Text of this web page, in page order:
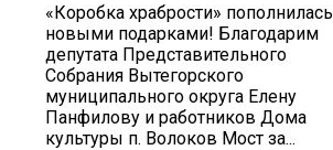
«Коробка храбрости» пополнилась
новыми подарками! Благодарим
депутата Представительного
Собрания Вытегорского
муниципального округа Елену
Панфилову и работников Дома
культуры п. Волоков Мост за...